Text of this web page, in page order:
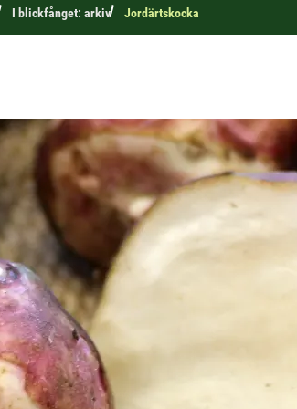
I blickfånget: arkiv Jordärtskocka